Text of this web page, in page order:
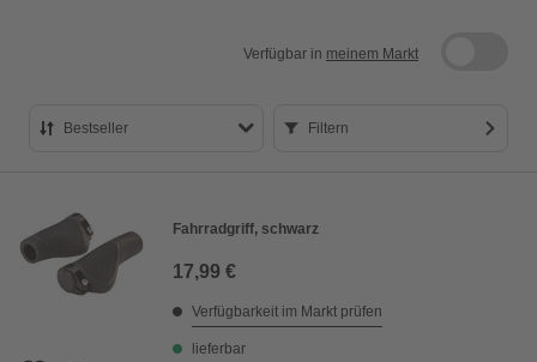
Verfügbar in meinem Markt
Bestseller
Preis aufsteigend
Preis absteigend
Filtern
Fahrradgriff, schwarz
17,99 €
Verfügbarkeit im Markt prüfen
lieferbar